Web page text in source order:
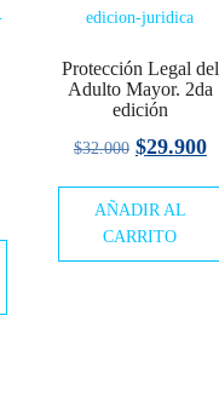
Protección Legal del
Adulto Mayor. 2da
edición
$32.000 El
original
era:
$29.900El
AÑADIR AL
CARRITO